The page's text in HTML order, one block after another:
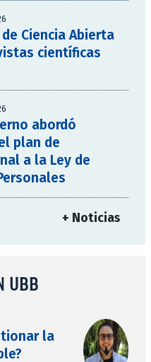
Ciencia Abierta
científicas
abordó
plan de
a la Ley de
+ Noticias
UBB
la